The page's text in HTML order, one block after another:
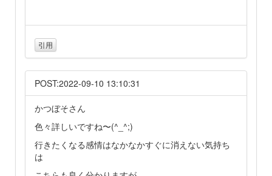
引用
POST:2022-09-10 13:10:31
かつぼそさん
色々詳しいですね〜(^_^;)
行きたくなる感情はなかなかすぐに消えない気持ち
は